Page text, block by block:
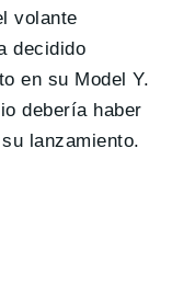
volante
decidido
en su Model Y.
debería haber
lanzamiento.